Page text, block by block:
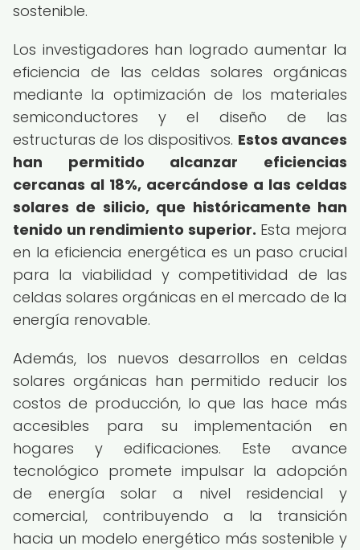
sostenible.
Los investigadores han logrado aumentar la
eficiencia de las celdas solares orgánicas
mediante la optimización de los materiales
semiconductores y el diseño de las
estructuras de los dispositivos. Estos avances
han permitido alcanzar eficiencias
cercanas al 18%, acercándose a las celdas
solares de silicio, que históricamente han
tenido un rendimiento superior. Esta mejora
en la eficiencia energética es un paso crucial
para la viabilidad y competitividad de las
celdas solares orgánicas en el mercado de la
energía renovable.
Además, los nuevos desarrollos en celdas
solares orgánicas han permitido reducir los
costos de producción, lo que las hace más
accesibles para su implementación en
hogares y edificaciones. Este avance
tecnológico promete impulsar la adopción
de energía solar a nivel residencial y
comercial, contribuyendo a la transición
hacia un modelo energético más sostenible y